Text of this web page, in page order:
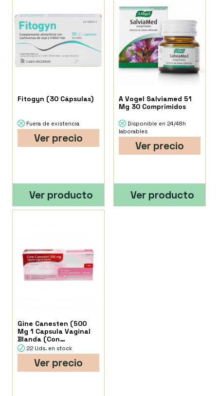
Fitogyn (30 Cápsulas)
Fuera de existencia
Ver precio
Ver producto
A Vogel Salviamed 51
Mg 30 Comprimidos
Disponible en 24/48h
laborables
Ver precio
Ver producto
Gine Canesten (500
Mg 1 Capsula Vaginal
Blanda (Con
Aplicador)).
22 Uds. en stock
Ver precio